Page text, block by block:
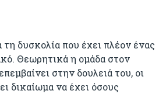
τη δυσκολία που έχει πλέον ένας
Θεωρητικά η ομάδα στον
στην δουλειά του, οι
δικαίωμα να έχει όσους